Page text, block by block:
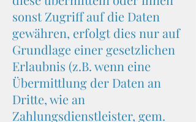
sonst Zugriff auf die Daten
gewähren, erfolgt dies nur auf
Grundlage einer gesetzlichen
Erlaubnis (z.B. wenn eine
Übermittlung der Daten an
Dritte, wie an
Zahlungsdienstleister, gem.